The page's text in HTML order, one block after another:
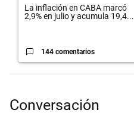
La inflación en CABA marcó
2,9% en julio y acumula 19,4...
144 comentarios
Conversación